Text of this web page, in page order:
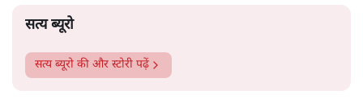
सत्य ब्यूरो
सत्य ब्यूरो की और स्टोरी पढ़ें